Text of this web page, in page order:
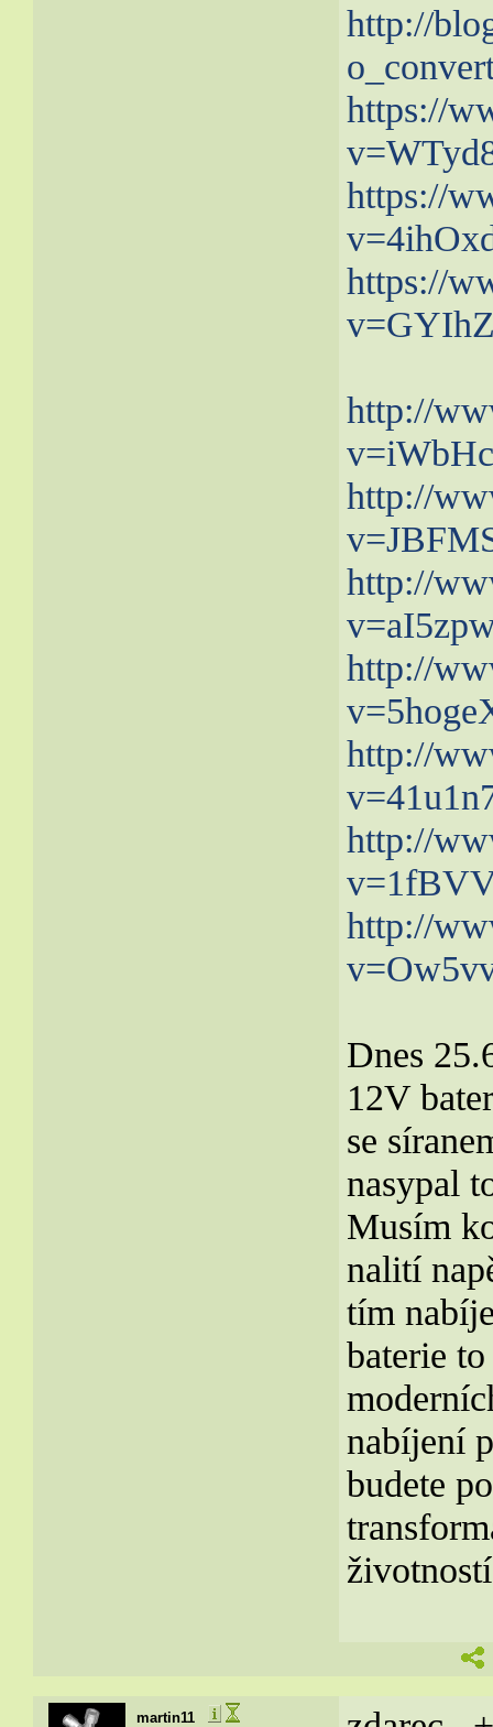
http://
https://
https://
https://
http://
http://
http://
http://
http://
http://
http://
Dnes
12V
se
nasypal
Musím
nalití
tím
baterie
nabíjení
budete
martin11